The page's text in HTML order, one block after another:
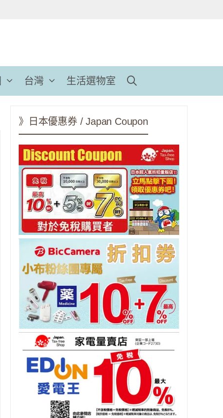
台灣 生活選物室
》日本優惠券 / Japan Coupon